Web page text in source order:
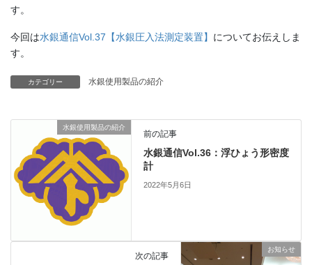
す。
今回は水銀通信Vol.37【水銀圧入法測定装置】 についてお伝えしま
す。
カテゴリー 水銀使用製品の紹介
水銀使用製品の紹介
前の記事
水銀通信Vol.36：浮ひょう形密度
計
2022年5月6日
お知らせ
次の記事